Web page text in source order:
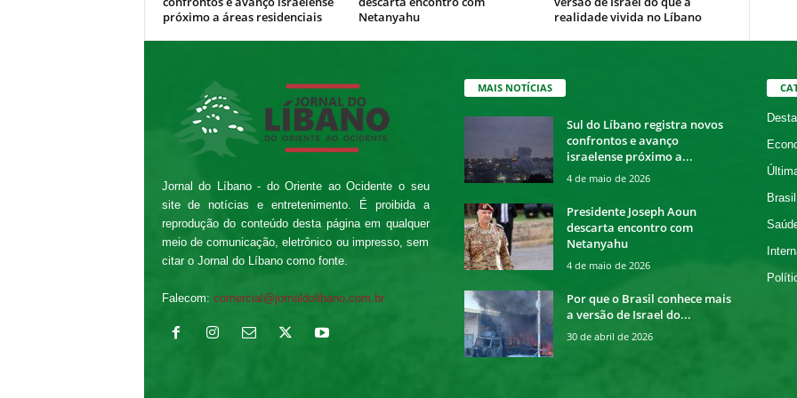
próximo a áreas residenciais
Netanyahu
realidade vivida no Líbano
Jornal do Líbano - do Oriente ao Ocidente o seu
site de notícias e entretenimento. É proibida a
reprodução do conteúdo desta página em qualquer
meio de comunicação, eletrônico ou impresso, sem
citar o Jornal do Líbano como fonte.
Falecom: comercial@jornaldolibano.com.br
MAIS NOTÍCIAS
Sul do Líbano registra novos
confrontos e avanço
israelense próximo a...
4 de maio de 2026
Presidente Joseph Aoun
descarta encontro com
Netanyahu
4 de maio de 2026
Por que o Brasil conhece mais
a versão de Israel do...
30 de abril de 2026
Brasil